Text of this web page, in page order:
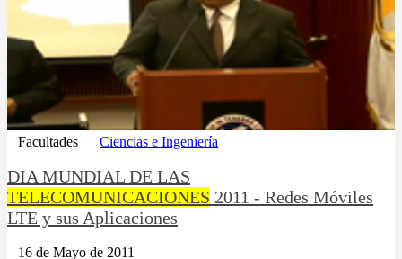
Facultades Ciencias e Ingeniería
DIA MUNDIAL DE LAS
TELECOMUNICACIONES 2011 - Redes Móviles
LTE y sus Aplicaciones
16 de Mayo de 2011